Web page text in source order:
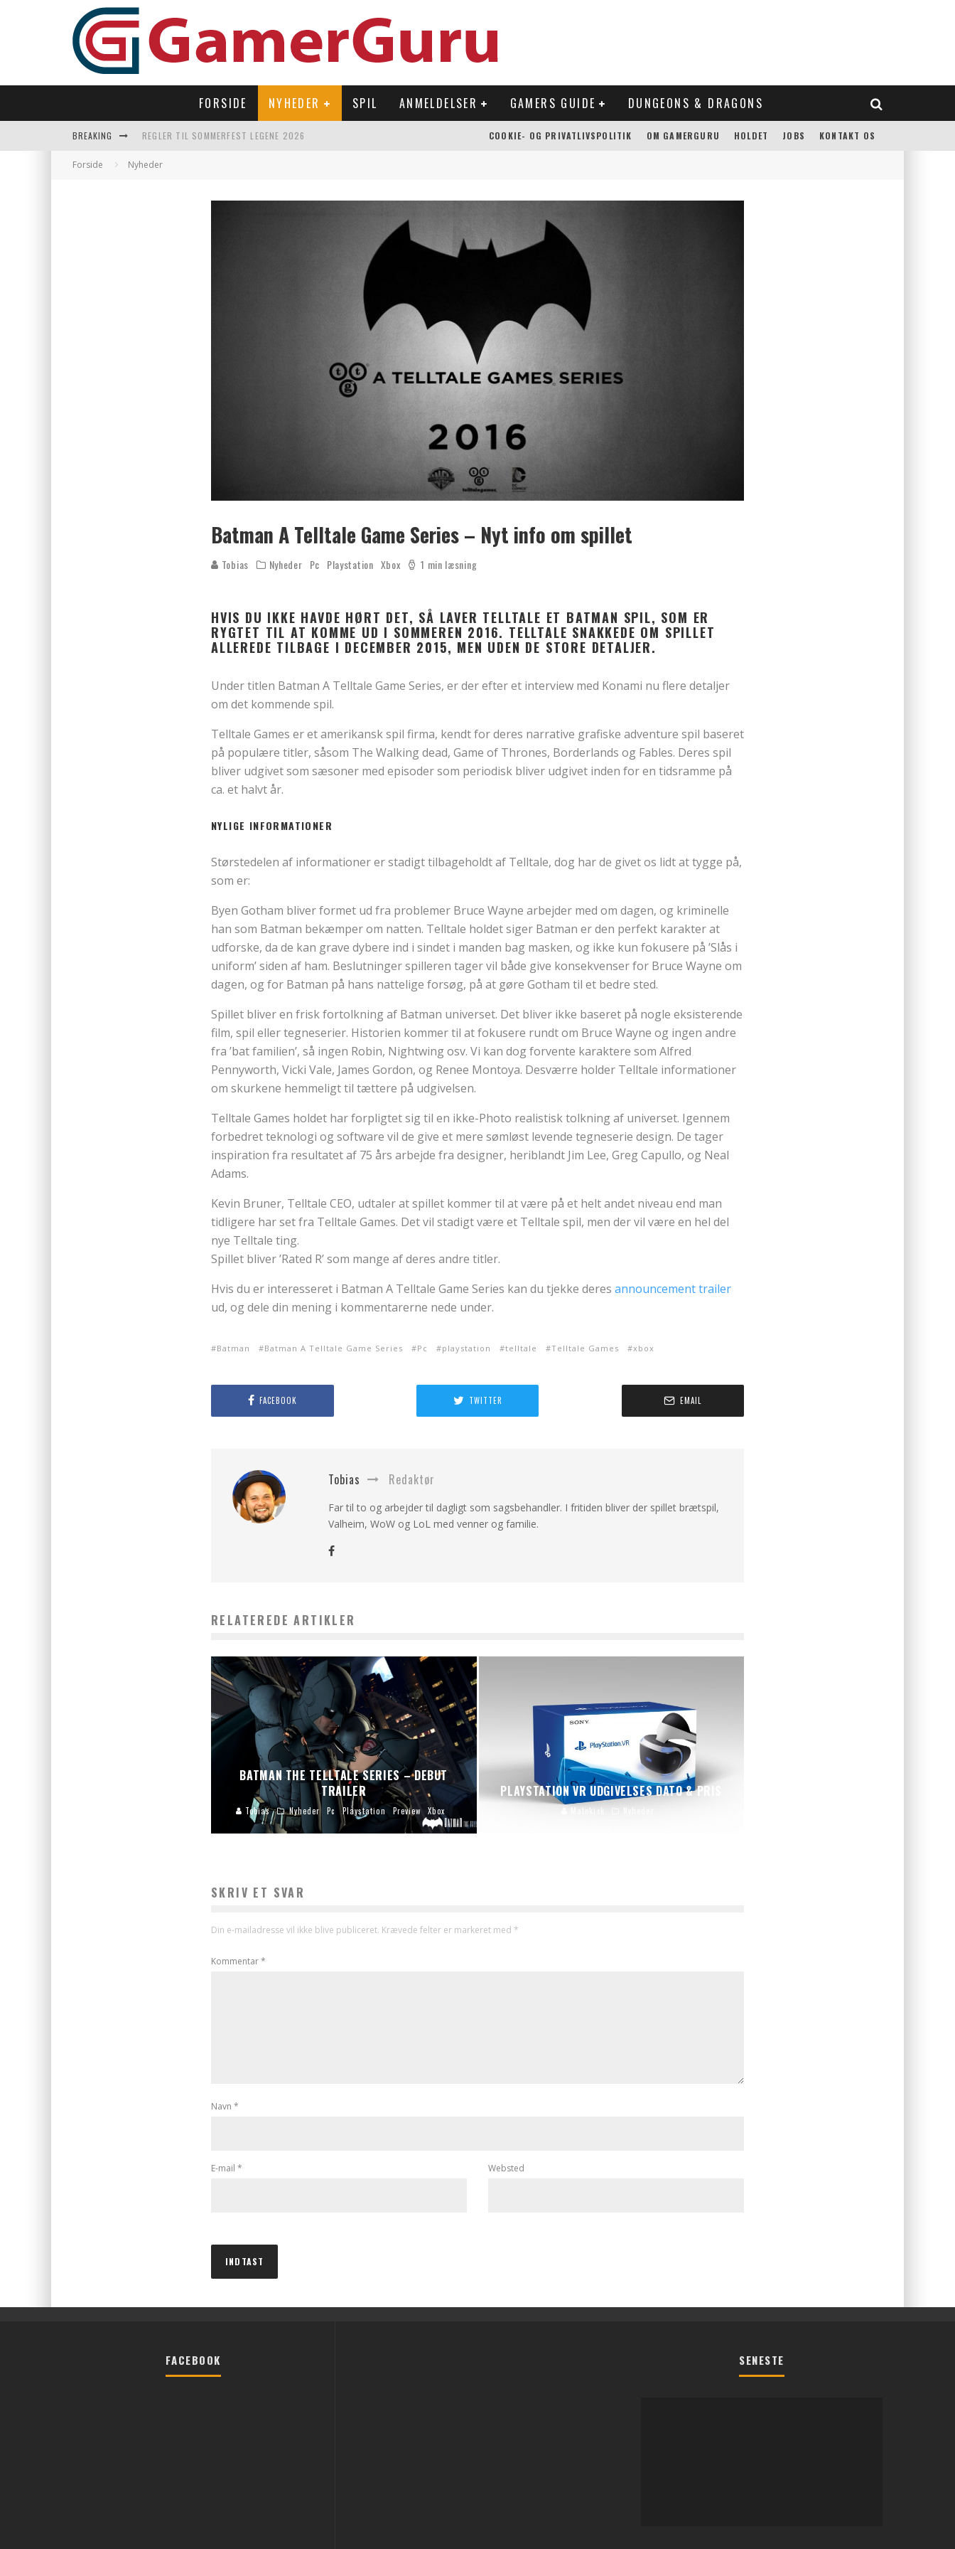
FORSIDE NYHEDER SPIL ANMELDELSER GAMERS GUIDE DUNGEONS & DRAGONS
BREAKING REGLER TIL SOMMERFEST LEGENE 2026
SUBNAUTICA 2 TAGER OS TILBAGE UNDER OVERFLADEN
COOKIE- OG PRIVATLIVSPOLITIK OM GAMERGURU HOLDET JOBS KONTAKT OS
Forside Nyheder
Batman A Telltale Game Series – Nyt info om spillet
Tobias Nyheder Pc Playstation Xbox 1 min læsning
HVIS DU IKKE HAVDE HØRT DET, SÅ LAVER TELLTALE ET BATMAN SPIL, SOM ER
RYGTET TIL AT KOMME UD I SOMMEREN 2016. TELLTALE SNAKKEDE OM SPILLET
ALLEREDE TILBAGE I DECEMBER 2015, MEN UDEN DE STORE DETALJER.
Under titlen Batman A Telltale Game Series, er der efter et interview med Konami nu flere detaljer
om det kommende spil.
Telltale Games er et amerikansk spil firma, kendt for deres narrative grafiske adventure spil baseret
på populære titler, såsom The Walking dead, Game of Thrones, Borderlands og Fables. Deres spil
bliver udgivet som sæsoner med episoder som periodisk bliver udgivet inden for en tidsramme på
ca. et halvt år.
NYLIGE INFORMATIONER
Størstedelen af informationer er stadigt tilbageholdt af Telltale, dog har de givet os lidt at tygge på,
som er:
Byen Gotham bliver formet ud fra problemer Bruce Wayne arbejder med om dagen, og kriminelle
han som Batman bekæmper om natten. Telltale holdet siger Batman er den perfekt karakter at
udforske, da de kan grave dybere ind i sindet i manden bag masken, og ikke kun fokusere på ’Slås i
uniform’ siden af ham. Beslutninger spilleren tager vil både give konsekvenser for Bruce Wayne om
dagen, og for Batman på hans nattelige forsøg, på at gøre Gotham til et bedre sted.
Spillet bliver en frisk fortolkning af Batman universet. Det bliver ikke baseret på nogle eksisterende
film, spil eller tegneserier. Historien kommer til at fokusere rundt om Bruce Wayne og ingen andre
fra ’bat familien’, så ingen Robin, Nightwing osv. Vi kan dog forvente karaktere som Alfred
Pennyworth, Vicki Vale, James Gordon, og Renee Montoya. Desværre holder Telltale informationer
om skurkene hemmeligt til tættere på udgivelsen.
Telltale Games holdet har forpligtet sig til en ikke-Photo realistisk tolkning af universet. Igennem
forbedret teknologi og software vil de give et mere sømløst levende tegneserie design. De tager
inspiration fra resultatet af 75 års arbejde fra designer, heriblandt Jim Lee, Greg Capullo, og Neal
Adams.
Kevin Bruner, Telltale CEO, udtaler at spillet kommer til at være på et helt andet niveau end man
tidligere har set fra Telltale Games. Det vil stadigt være et Telltale spil, men der vil være en hel del
nye Telltale ting.
Spillet bliver ’Rated R’ som mange af deres andre titler.
Hvis du er interesseret i Batman A Telltale Game Series kan du tjekke deres announcement trailer
ud, og dele din mening i kommentarerne nede under.
Batman Batman A Telltale Game Series Pc playstation telltale Telltale Games xbox
FACEBOOK TWITTER EMAIL
Tobias Redaktør
Far til to og arbejder til dagligt som sagsbehandler. I fritiden bliver der spillet brætspil,
Valheim, WoW og LoL med venner og familie.
RELATEREDE ARTIKLER
BATMAN THE TELLTALE SERIES – DEBUT
TRAILER
Tobias Nyheder Pc Playstation Preview Xbox
PLAYSTATION VR UDGIVELSES DATO & PRIS
Matekick Nyheder
SKRIV ET SVAR
Din e-mailadresse vil ikke blive publiceret. Krævede felter er markeret med *
Kommentar*
Navn *
E-mail * Websted
FACEBOOK SENESTE